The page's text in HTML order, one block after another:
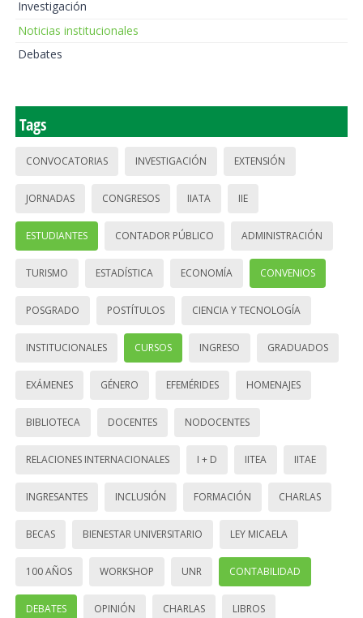
Investigación
Noticias institucionales
Debates
Tags
CONVOCATORIAS INVESTIGACIÓN EXTENSIÓN
JORNADAS CONGRESOS IIATA IIE
ESTUDIANTES CONTADOR PÚBLICO ADMINISTRACIÓN
TURISMO ESTADÍSTICA ECONOMÍA CONVENIOS
POSGRADO POSTÍTULOS CIENCIA Y TECNOLOGÍA
INSTITUCIONALES CURSOS INGRESO GRADUADOS
EXÁMENES GÉNERO EFEMÉRIDES HOMENAJES
BIBLIOTECA DOCENTES NODOCENTES
RELACIONES INTERNACIONALES I + D IITEA IITAE
INGRESANTES INCLUSIÓN FORMACIÓN CHARLAS
BECAS BIENESTAR UNIVERSITARIO LEY MICAELA
100 AÑOS WORKSHOP UNR CONTABILIDAD
DEBATES OPINIÓN CHARLAS LIBROS